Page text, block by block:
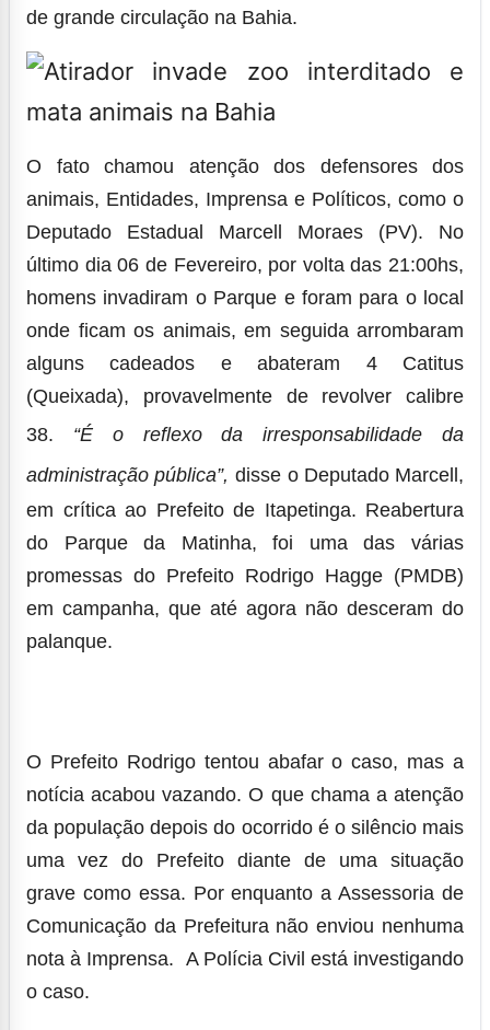
de grande circulação na Bahia.
O fato chamou atenção dos defensores dos
animais, Entidades, Imprensa e Políticos, como o
Deputado Estadual Marcell Moraes (PV). No
último dia 06 de Fevereiro, por volta das 21:00hs,
homens invadiram o Parque e foram para o local
onde ficam os animais, em seguida arrombaram
alguns cadeados e abateram 4 Catitus
(Queixada), provavelmente de revolver calibre
38. “É o reflexo da irresponsabilidade da
administração pública”, disse o Deputado Marcell,
em crítica ao Prefeito de Itapetinga. Reabertura
do Parque da Matinha, foi uma das várias
promessas do Prefeito Rodrigo Hagge (PMDB)
em campanha, que até agora não desceram do
palanque.
O Prefeito Rodrigo tentou abafar o caso, mas a
notícia acabou vazando. O que chama a atenção
da população depois do ocorrido é o silêncio mais
uma vez do Prefeito diante de uma situação
grave como essa. Por enquanto a Assessoria de
Comunicação da Prefeitura não enviou nenhuma
nota à Imprensa. A Polícia Civil está investigando
o caso.